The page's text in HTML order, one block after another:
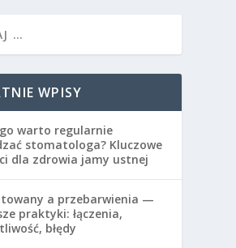
WPISY
warto regularnie
stomatologa? Kluczowe
dla zdrowia jamy ustnej
a przebarwienia —
praktyki: łączenia,
błędy